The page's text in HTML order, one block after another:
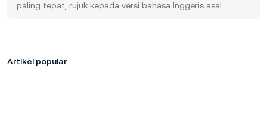
paling tepat, rujuk kepada versi bahasa Inggeris asal.
Artikel popular